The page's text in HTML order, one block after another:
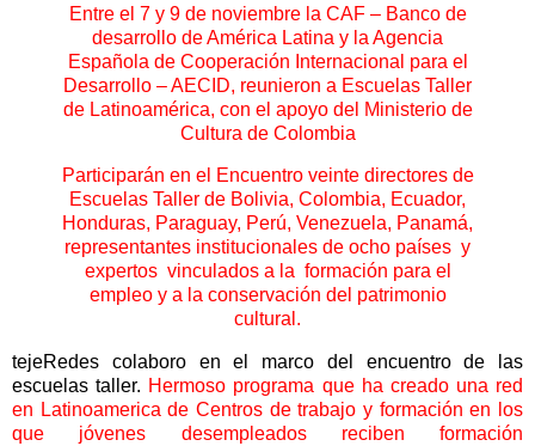
Entre el 7 y 9 de noviembre la CAF – Banco de
desarrollo de América Latina y la Agencia
Española de Cooperación Internacional para el
Desarrollo – AECID, reunieron a Escuelas Taller
de Latinoamérica, con el apoyo del Ministerio de
Cultura de Colombia
Participarán en el Encuentro veinte directores de
Escuelas Taller de Bolivia, Colombia, Ecuador,
Honduras, Paraguay, Perú, Venezuela, Panamá,
representantes institucionales de ocho países y
expertos vinculados a la formación para el
empleo y a la conservación del patrimonio
cultural.
tejeRedes colaboro en el marco del encuentro de las
escuelas taller. Hermoso programa que ha creado una red
en Latinoamerica de Centros de trabajo y formación en los
que jóvenes desempleados reciben formación